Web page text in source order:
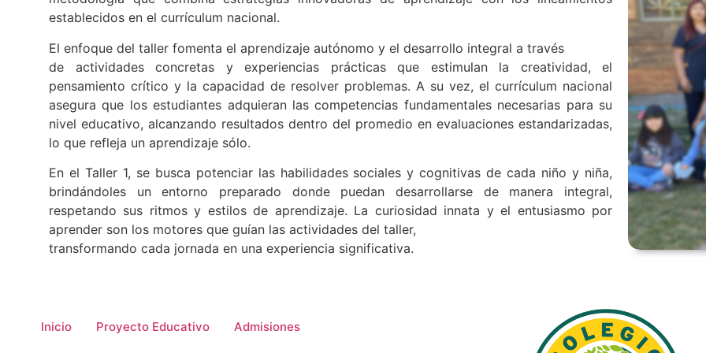
establecidos en el currículum nacional.
El enfoque del taller fomenta el aprendizaje autónomo y el desarrollo integral a través
de actividades concretas y experiencias prácticas que estimulan la creatividad, el
pensamiento crítico y la capacidad de resolver problemas. A su vez, el currículum nacional
asegura que los estudiantes adquieran las competencias fundamentales necesarias para su
nivel educativo, alcanzando resultados dentro del promedio en evaluaciones estandarizadas,
lo que refleja un aprendizaje sólo.
En el Taller 1, se busca potenciar las habilidades sociales y cognitivas de cada niño y niña,
brindándoles un entorno preparado donde puedan desarrollarse de manera integral,
respetando sus ritmos y estilos de aprendizaje. La curiosidad innata y el entusiasmo por
aprender son los motores que guían las actividades del taller,
transformando cada jornada en una experiencia significativa.
Inicio Proyecto Educativo Admisiones